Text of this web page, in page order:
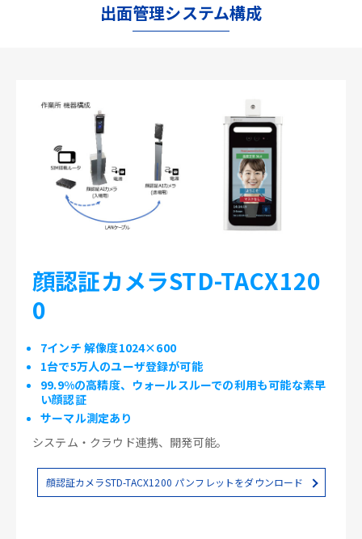
出面管理システム構成
顔認証カメラSTD-TACX120
0
7インチ 解像度1024×600
1台で5万人のユーザ登録が可能
99.9%の高精度、ウォールスルーでの利用も可能な素早
い顔認証
サーマル測定あり
システム・クラウド連携、開発可能。
顔認証カメラSTD-TACX1200 パンフレットをダウンロード